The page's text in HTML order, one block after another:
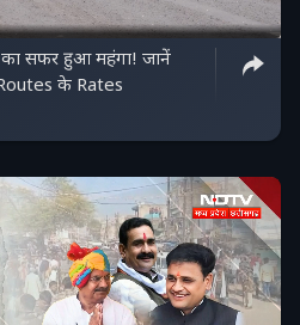
सफर हुआ महंगा! जानें
के Rates